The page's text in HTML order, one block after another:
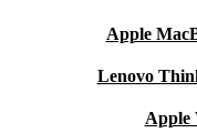
Apple
Lenovo
Apple